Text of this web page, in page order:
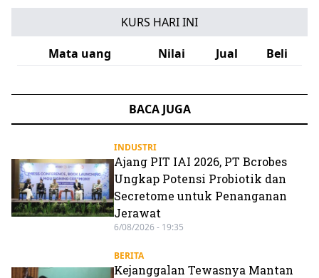
KURS HARI INI
Mata uang
Nilai Jual Beli
BACA JUGA
INDUSTRI
Ajang PIT IAI 2026, PT Bcrobes
Ungkap Potensi Probiotik dan
Secretome untuk Penanganan
Jerawat
6/08/2026 - 19:35
BERITA
Kejanggalan Tewasnya Mantan